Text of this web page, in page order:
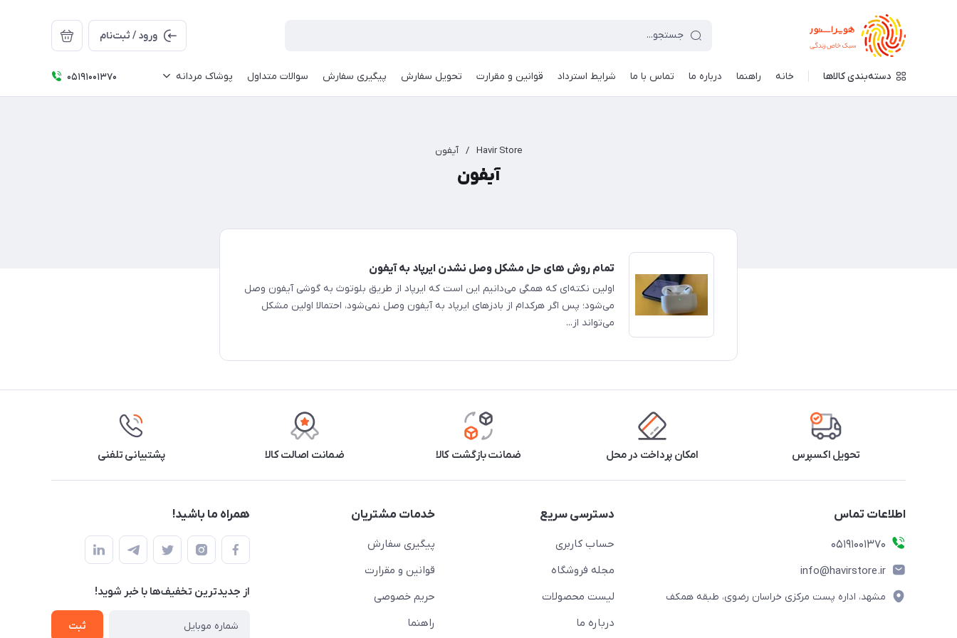
ورود / ثبت‌نام
دسته‌بندی کالاها خانه راهنما درباره ما تماس با ما شرایط استرداد قوانین و مقرارت تحویل سفارش پیگیری سفارش سوالات متداول پوشاک مردانه 05191001370
Havir Store
/ آیفون
آیفون
تمام روش های حل مشکل وصل نشدن ایرپاد به آیفون
اولین نکته‌ای که همگی می‌دانیم این است که ایرپاد از طریق بلوتوث به گوشی آیفون وصل
می‌شود؛ پس اگر هرکدام از بادزهای ایرپاد به آیفون وصل نمی‌شود، احتمالا اولین مشکل
می‌تواند از...
تحویل اکسپرس امکان پرداخت در محل ضمانت بازگشت کالا ضمانت اصالت کالا پشتیبانی تلفنی
اطلاعات تماس
05191001370
info@havirstore.ir
مشهد، اداره پست مرکزی خراسان رضوی، طبقه همکف
دسترسی سریع
حساب کاربری
مجله فروشگاه
لیست محصولات
درباره ما
خدمات مشتریان
پیگیری سفارش
قوانین و مقرارت
حریم خصوصی
راهنما
همراه ما باشید!
از جدید‌ترین تخفیف‌ها با‌ خبر شوید!
ثبت